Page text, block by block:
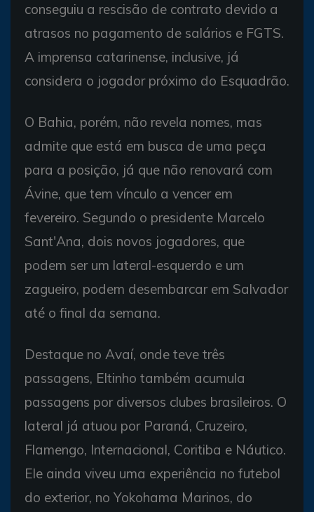
conseguiu a rescisão de contrato devido a
atrasos no pagamento de salários e FGTS.
A imprensa catarinense, inclusive, já
considera o jogador próximo do Esquadrão.
O Bahia, porém, não revela nomes, mas
admite que está em busca de uma peça
para a posição, já que não renovará com
Ávine, que tem vínculo a vencer em
fevereiro. Segundo o presidente Marcelo
Sant'Ana, dois novos jogadores, que
podem ser um lateral-esquerdo e um
zagueiro, podem desembarcar em Salvador
até o final da semana.
Destaque no Avaí, onde teve três
passagens, Eltinho também acumula
passagens por diversos clubes brasileiros. O
lateral já atuou por Paraná, Cruzeiro,
Flamengo, Internacional, Coritiba e Náutico.
Ele ainda viveu uma experiência no futebol
do exterior, no Yokohama Marinos, do